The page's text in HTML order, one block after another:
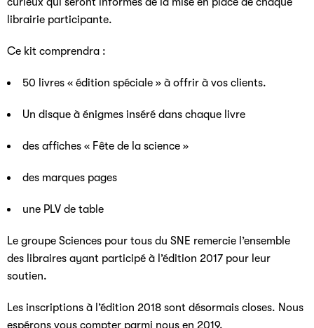
librairie participante.
Ce kit comprendra :
50 livres « édition spéciale » à offrir à vos clients.
Un disque à énigmes inséré dans chaque livre
des affiches « Fête de la science »
des marques pages
une PLV de table
Le groupe Sciences pour tous du SNE remercie l’ensemble
des libraires ayant participé à l’édition 2017 pour leur
soutien.
Les inscriptions à l’édition 2018 sont désormais closes. Nous
espérons vous compter parmi nous en 2019.